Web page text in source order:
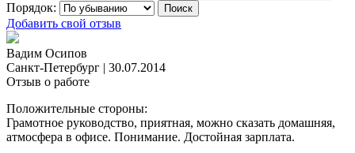
Порядок:
Добавить свой отзыв
Вадим Осипов
Санкт-Петербург | 30.07.2014
Отзыв о работе
Положительные стороны:
Грамотное руководство, приятная, можно сказать домашняя,
атмосфера в офисе. Понимание. Достойная зарплата.